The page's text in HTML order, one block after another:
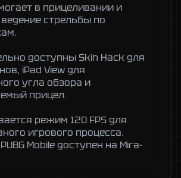
в прицеливании и
стрельбы по
доступны Skin Hack для
iPad View для
угла обзора и
прицел.
режим 120 FPS для
игрового процесса.
Mobile доступен на Mira-